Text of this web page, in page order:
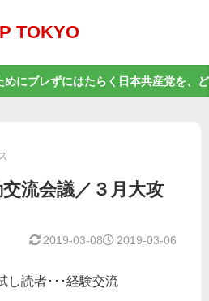
TOKYO
めにブレずにはたらく日本共産党を、
流会議／３月大攻
2019-03-06
2019-03-08
し読者･･･経験交流